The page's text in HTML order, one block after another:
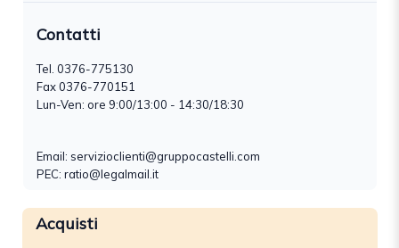
Contatti
Tel. 0376-775130
Fax 0376-770151
Lun-Ven: ore 9:00/13:00 - 14:30/18:30
Email: servizioclienti@gruppocastelli.com
PEC: ratio@legalmail.it
Acquisti